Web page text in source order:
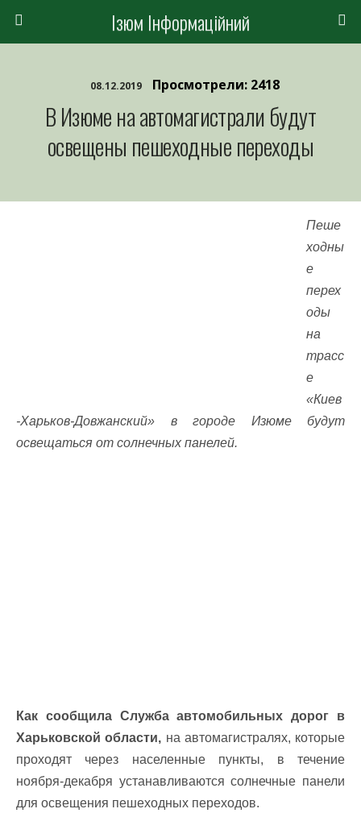
Ізюм Інформаційний
08.12.2019 Просмотрели: 2418
В Изюме на автомагистрали будут
освещены пешеходные переходы
Пеше
ходны
е
перех
оды
на
трасс
е
«Киев
-Харьков-Довжанский» в городе Изюме будут
освещаться от солнечных панелей.
Как сообщила Служба автомобильных дорог в
Харьковской области, на автомагистралях, которые
проходят через населенные пункты, в течение
ноября-декабря устанавливаются солнечные панели
для освещения пешеходных переходов.